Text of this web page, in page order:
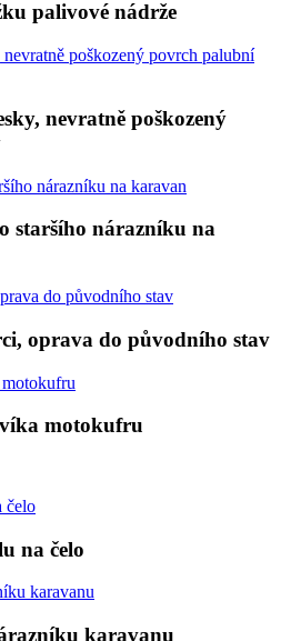
palivové nádrže
nevratně poškozený
staršího nárazníku na
oprava do původního stav
motokufru
na čelo
karavanu